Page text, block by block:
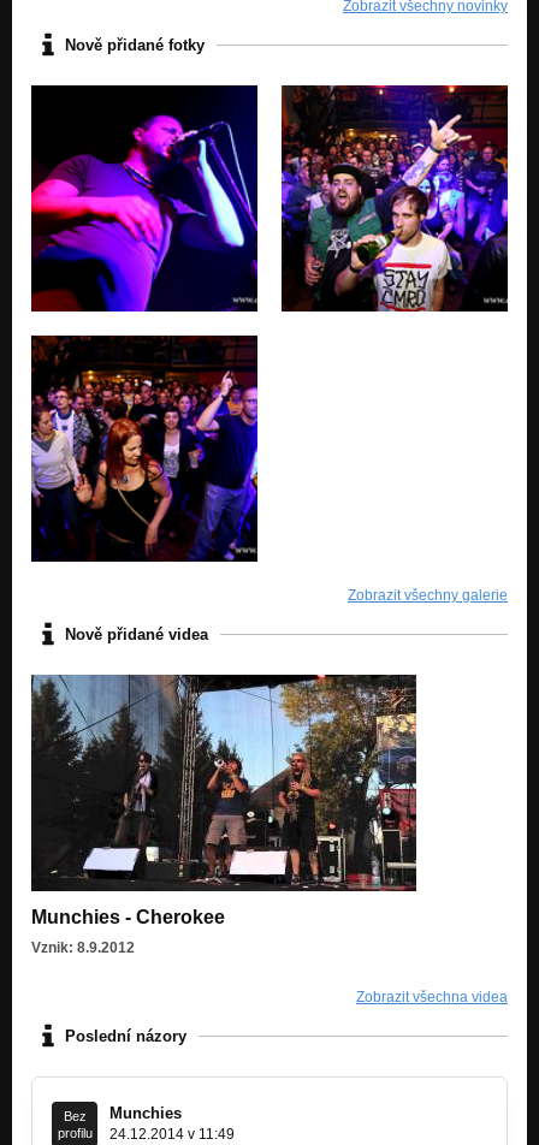
Zobrazit všechny novinky
Nově přidané fotky
Zobrazit všechny galerie
Nově přidané videa
Munchies - Cherokee
Vznik: 8.9.2012
Zobrazit všechna videa
Poslední názory
Bez
profilu
Munchies
24.12.2014 v 11:49